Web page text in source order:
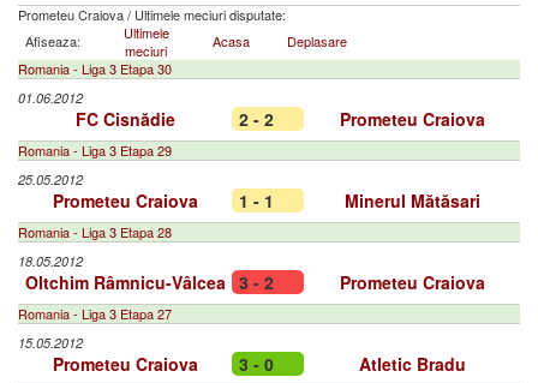
Prometeu Craiova/ Ultimele meciuri disputate:
Afiseaza:
Ultimele
meciuri
Acasa
Deplasare
Romania - Liga 3 Etapa 30
01.06.2012
FC Cisnădie 2 - 2 Prometeu Craiova
Romania - Liga 3 Etapa 29
25.05.2012
Prometeu Craiova 1 - 1 Minerul Mătăsari
Romania - Liga 3 Etapa 28
18.05.2012
Oltchim Râmnicu-Vâlcea 3 - 2 Prometeu Craiova
Romania - Liga 3 Etapa 27
15.05.2012
Prometeu Craiova 3 - 0 Atletic Bradu